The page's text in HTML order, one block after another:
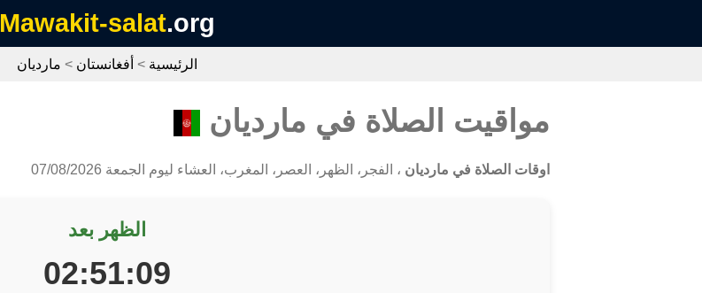
Mawakit-salat.org
الرئيسية > أفغانستان > مارديان
مواقيت الصلاة في مارديان
اوقات الصلاة في مارديان ، الفجر، الظهر، العصر، المغرب، العشاء ليوم الجمعة 07/08/2026
الظهر بعد
02:51:09